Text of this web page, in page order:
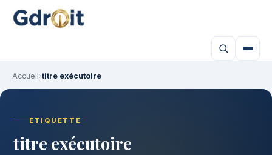
Accueil›titre exécutoire
ÉTIQUETTE
titre exécutoire